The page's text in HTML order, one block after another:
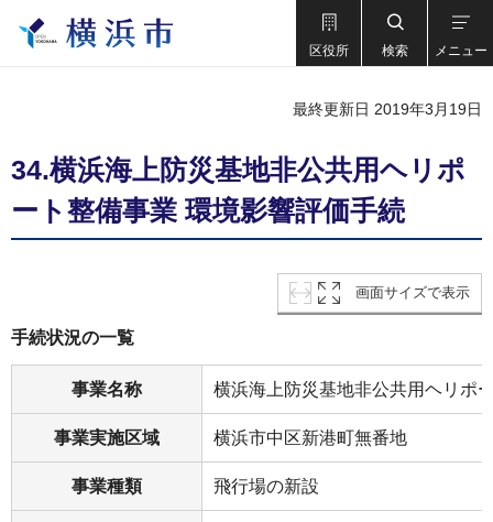
区役所 検索 メニュー
最終更新日 2019年3月19日
34.横浜海上防災基地非公共用ヘリポ
ート整備事業 環境影響評価手続
画面サイズで表示
手続状況の一覧
事業名称 横浜海上防災基地非公共用ヘリポ
事業実施区域 横浜市中区新港町無番地
事業種類 飛行場の新設